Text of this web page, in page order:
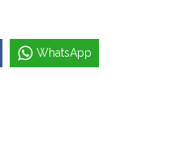
WhatsApp